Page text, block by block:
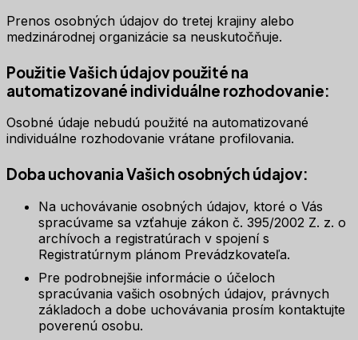
Prenos osobných údajov do tretej krajiny alebo
medzinárodnej organizácie sa neuskutočňuje.
Použitie Vašich údajov použité na
automatizované individuálne rozhodovanie:
Osobné údaje nebudú použité na automatizované
individuálne rozhodovanie vrátane profilovania.
Doba uchovania Vašich osobných údajov:
Na uchovávanie osobných údajov, ktoré o Vás
spracúvame sa vzťahuje zákon č. 395/2002 Z. z. o
archívoch a registratúrach v spojení s
Registratúrnym plánom Prevádzkovateľa.
Pre podrobnejšie informácie o účeloch
spracúvania vašich osobných údajov, právnych
základoch a dobe uchovávania prosím kontaktujte
poverenú osobu.